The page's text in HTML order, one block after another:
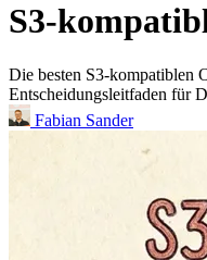
S3-
Die besten S3-kompatiblen
Entscheidungsleitfaden für
Fabian Sander